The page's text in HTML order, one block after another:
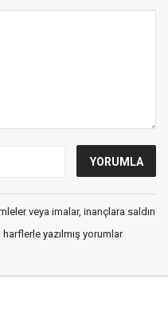
veya imalar, inançlara saldırı
yazılmış yorumlar